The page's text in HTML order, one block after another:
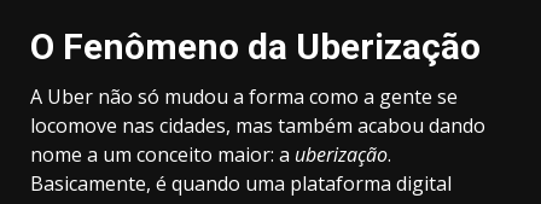
O Fenômeno da Uberização
A Uber não só mudou a forma como a gente se
locomove nas cidades, mas também acabou dando
nome a um conceito maior: a uberização.
Basicamente, é quando uma plataforma digital